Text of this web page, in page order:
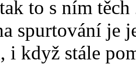
to s ním
spurtování je
i když stále